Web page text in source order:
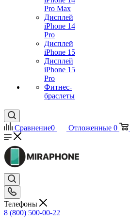
Pro Max
Дисплей
iPhone 14
Pro
Дисплей
iPhone 15
Дисплей
iPhone 15
Pro
Фитнес-
браслеты
Сравнение0 Отложенные 0
Телефоны
8 (800) 500-00-22